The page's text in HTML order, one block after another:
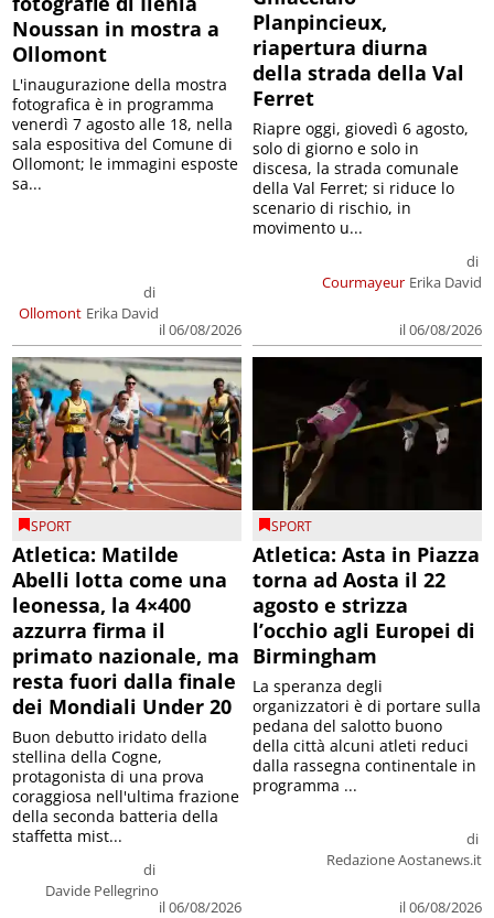
Noussan in mostra a
Ollomont
Ollomont
di
Erika David
il 06/08/2026
L'inaugurazione della mostra
fotografica è in programma
venerdì 7 agosto alle 18, nella
sala espositiva del Comune di
Ollomont; le immagini esposte
sa...
Planpincieux,
riapertura diurna
della strada della Val
Ferret
Courmayeur
di
Erika David
il 06/08/2026
Riapre oggi, giovedì 6 agosto,
solo di giorno e solo in
discesa, la strada comunale
della Val Ferret; si riduce lo
scenario di rischio, in
movimento u...
SPORT
Atletica: Matilde
Abelli lotta come una
leonessa, la 4×400
azzurra firma il
primato nazionale, ma
resta fuori dalla finale
dei Mondiali Under 20
di
Davide Pellegrino
il 06/08/2026
Buon debutto iridato della
stellina della Cogne,
protagonista di una prova
coraggiosa nell'ultima frazione
della seconda batteria della
staffetta mist...
SPORT
Atletica: Asta in Piazza
torna ad Aosta il 22
agosto e strizza
l’occhio agli Europei di
Birmingham
di
Redazione Aostanews.it
il 06/08/2026
La speranza degli
organizzatori è di portare sulla
pedana del salotto buono
della città alcuni atleti reduci
dalla rassegna continentale in
programma ...